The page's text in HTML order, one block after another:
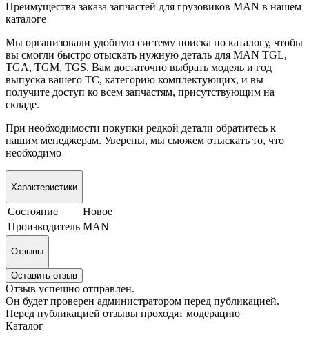
Преимущества заказа запчастей для грузовиков MAN в нашем
каталоге
Мы организовали удобную систему поиска по каталогу, чтобы
вы смогли быстро отыскать нужную деталь для MAN TGL,
TGA, TGM, TGS. Вам достаточно выбрать модель и год
выпуска вашего ТС, категорию комплектующих, и вы
получите доступ ко всем запчастям, присутствующим на
складе.
При необходимости покупки редкой детали обратитесь к
нашим менеджерам. Уверены, мы сможем отыскать то, что
необходимо
Характеристики
Состояние
Новое
Производитель MAN
Отзывы
Оставить отзыв
Отзыв успешно отправлен.
Он будет проверен администратором перед публикацией.
Перед публикацией отзывы проходят модерацию
Каталог